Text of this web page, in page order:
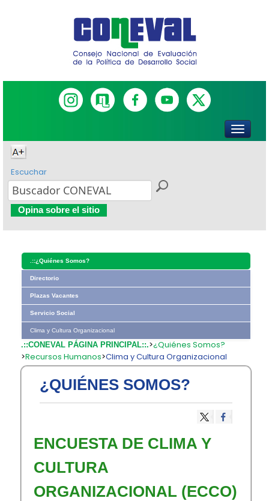
Escuchar
Opina sobre el sitio
.::¿Quiénes Somos?
Directorio
Plazas Vacantes
Servicio Social
Clima y Cultura Organizacional
.::CONEVAL PÁGINA PRINCIPAL::.>¿Quiénes Somos?
>Recursos Humanos>Clima y Cultura Organizacional
¿QUIÉNES SOMOS?
ENCUESTA DE CLIMA Y
CULTURA
ORGANIZACIONAL (ECCO)